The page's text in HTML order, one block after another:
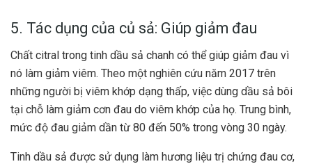
5. Tác dụng của củ sả: Giúp giảm đau
Chất citral trong tinh dầu sả chanh có thể giúp giảm đau vì
nó làm giảm viêm. Theo một nghiên cứu năm 2017 trên
những người bị viêm khớp dạng thấp, việc dùng dầu sả bôi
tại chỗ làm giảm cơn đau do viêm khớp của họ. Trung bình,
mức độ đau giảm dần từ 80 đến 50% trong vòng 30 ngày.
Tinh dầu sả được sử dụng làm hương liệu trị chứng đau cơ,